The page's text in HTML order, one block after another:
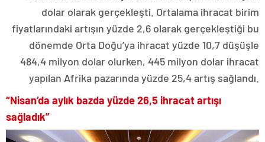
dolar olarak gerçekleşti. Ortalama ihracat birim
fiyatlarındaki artışın yüzde 2,6 olarak gerçekleştiği bu
dönemde Orta Doğu’ya ihracat yüzde 10,7 düşüşle
484,4 milyon dolar olurken, 445 milyon dolar ihracat
yapılan Afrika pazarında yüzde 25,4 artış sağlandı.
“Nisan’da aylık bazda yüzde 26,5 ihracat artışı
sağladık”